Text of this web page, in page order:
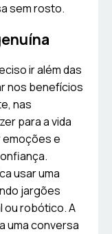
sem rosto.
ir além das
nos benefícios
nas
para a vida
e
usar uma
jargões
ou robótico. A
uma conversa